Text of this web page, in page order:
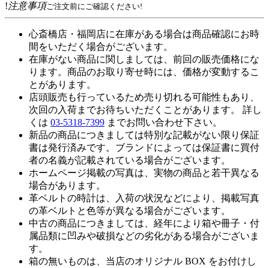
!注意事項ご注文前にご確認ください!
心斎橋店・福岡店に在庫がある場合は商品確認にお時
間をいただく場合がございます。
在庫がない商品に関しましては、前回の販売価格にな
ります。商品のお取り寄せ時には、価格が変動するこ
とがあります。
店頭販売も行っているため売り切れる可能性もあり、
次回の入荷までお待ちいただくことがあります。 詳し
くは 03-5318-7399 までお問い合わせ下さい。
新品の商品につきましては特別な記載がない限り保証
書は発行済みです。ブランドによっては保証書に買付
者の名義が記載されている場合がございます。
ホームページ掲載の写真は、実物の商品と若干異なる
場合があります。
革ベルトの時計は、入荷の状況などにより、掲載写真
の革ベルトと色等が異なる場合がございます。
中古の商品につきましては、経年により箱や冊子・付
属品類に凹みや破損などの劣化がある場合がございま
す。
箱の無いものは、当店のオリジナル BOX をお付けし